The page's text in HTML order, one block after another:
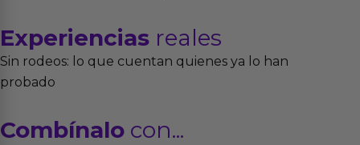
Experiencias reales
Sin rodeos: lo que cuentan quienes ya lo han
probado
Combínalo con...